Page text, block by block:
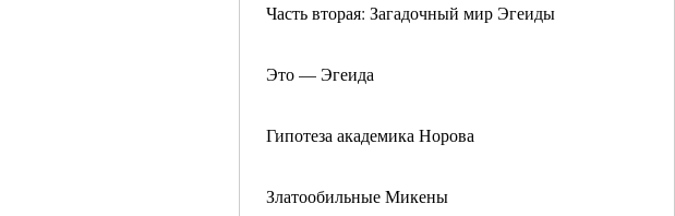
Часть вторая: Загадочный мир Эгеиды
Это — Эгеида
Гипотеза академика Норова
Златообильные Микены